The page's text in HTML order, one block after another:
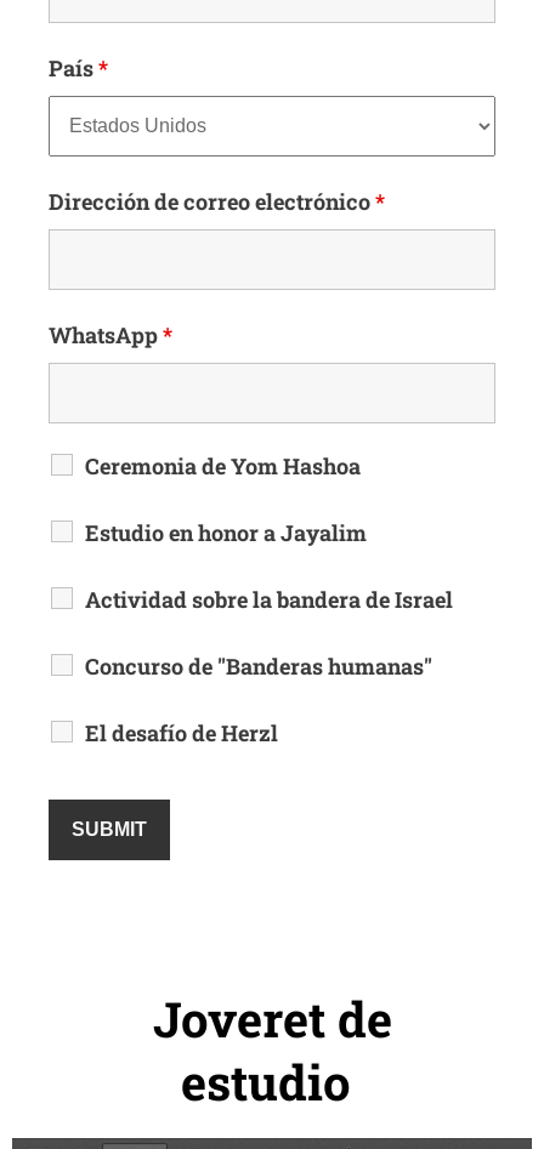
País*
Dirección de correo electrónico*
WhatsApp*
Ceremonia de Yom Hashoa
Estudio en honor a Jayalim
Actividad sobre la bandera de Israel
Concurso de "Banderas humanas"
El desafío de Herzl
Joveret de
estudio